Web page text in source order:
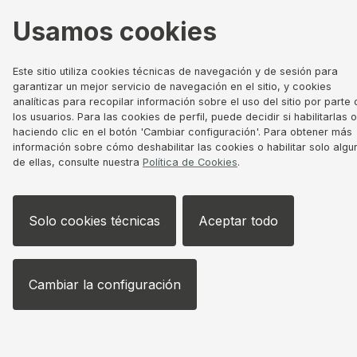
Usamos cookies
Este sitio utiliza cookies técnicas de navegación y de sesión para
garantizar un mejor servicio de navegación en el sitio, y cookies
analíticas para recopilar información sobre el uso del sitio por parte
los usuarios. Para las cookies de perfil, puede decidir si habilitarlas
haciendo clic en el botón 'Cambiar configuración'. Para obtener más
información sobre cómo deshabilitar las cookies o habilitar solo
de ellas, consulte nuestra Política de Cookies.
Solo cookies técnicas Aceptar todo
Cambiar la configuración